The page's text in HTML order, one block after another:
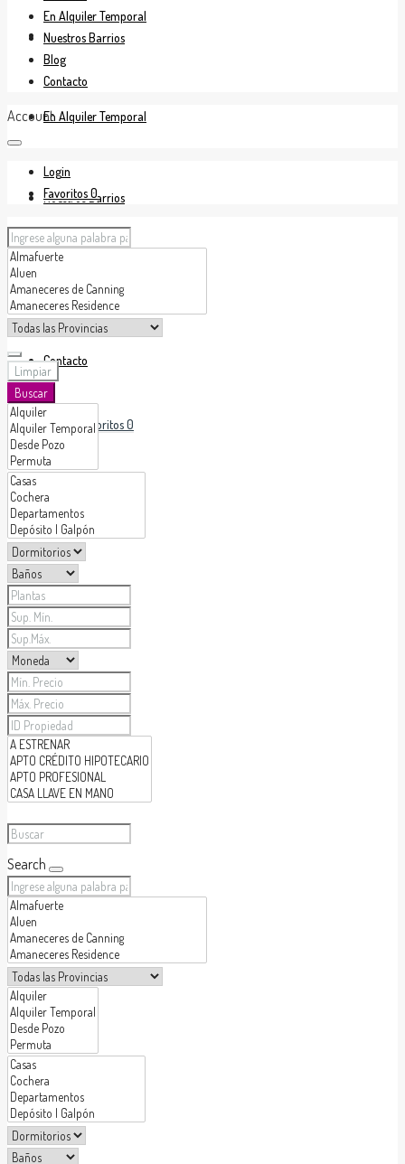
En Venta
En Alquiler Temporal
Nuestros Barrios
Contacto
Favoritos0
En Alquiler Temporal
Nuestros Barrios
Blog
Contacto
Account
Login
Favoritos0
Limpiar
Buscar
Search